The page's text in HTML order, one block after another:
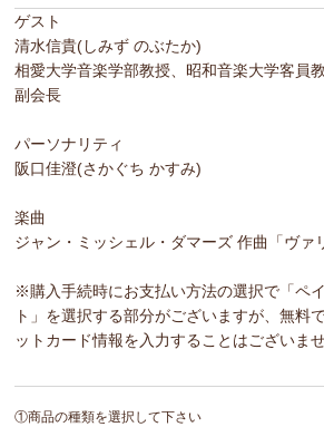
ゲスト
清水信貴(しみず のぶたか)
相愛大学音楽学部教授、昭和音楽大学客員
副会長
パーソナリティ
阪口佳澄(さかぐち かすみ)
楽曲
ジャン・ミッシェル・ダマーズ 作曲「ヴァ
※購入手続時にお支払い方法の選択で「ペ
ト」を選択する部分がございますが、無料
ットカード情報を入力することはございませ
①商品の種類を選択して下さい